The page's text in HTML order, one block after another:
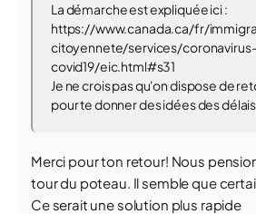
La démarche est expliquée ici :
https://www.canada.ca/fr/
citoyennete/services/coronavirus-
covid19/eic.html#s31
Je ne crois pas qu'on dispose de
pour te donner des idées des
Merci pour ton retour! Nous
tour du poteau. Il semble que
Ce serait une solution plus rapide